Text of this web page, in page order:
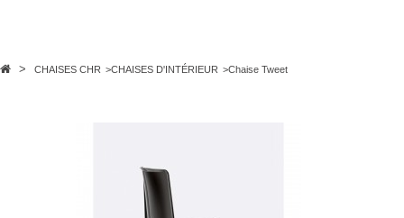
> CHAISES CHR >CHAISES D'INTÉRIEUR >Chaise Tweet